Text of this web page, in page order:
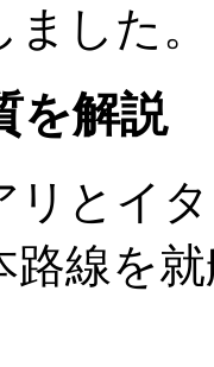
した。
を解説
リとイ
路線を